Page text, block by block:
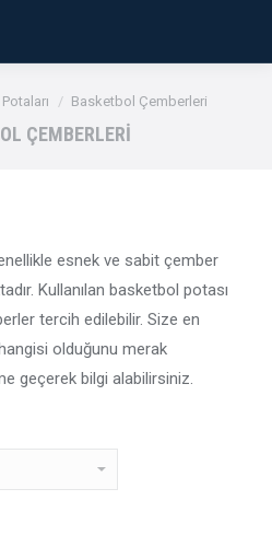
Basketbol Çemberleri
ÇEMBERLERI
esnek ve sabit çember
Kullanılan basketbol potası
tercih edilebilir. Size en
olduğunu merak
geçerek bilgi alabilirsiniz.